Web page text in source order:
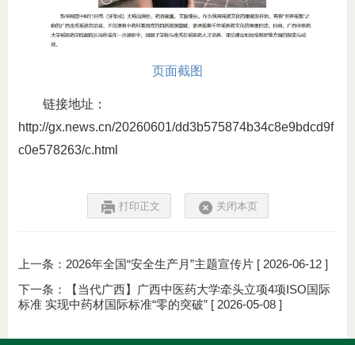
页面截图
链接地址：
http://gx.news.cn/20260601/dd3b575874b34c8e9bdcd9f
c0e578263/c.html
打印正文 关闭本页
上一条： 2026年全国“安全生产月”主题宣传片 [ 2026-06-12 ]
下一条：
【当代广西】广西中医药大学牵头立项4项ISO国际
标准 实现中药材国际标准“零的突破” [ 2026-05-08 ]